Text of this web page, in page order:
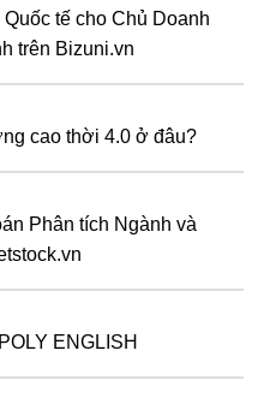
tế cho Chủ Doanh
trên Bizuni.vn
cao thời 4.0 ở đâu?
Phân tích Ngành và
ENGLISH